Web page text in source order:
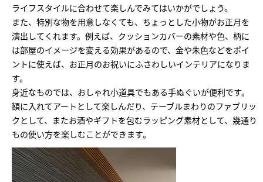
海外事業
ミサワアイデンティティ
ライフスタイルに合わせて楽しんでみてはいかがでしょう。
また、特別な物を用意しなくても、ちょっとした小物がお正月を
演出してくれます。例えば、クッションカバーの素材や色、柄に
は部屋のイメージを変える効果があるので、金や朱色などをポイ
ントに使えば、お正月のお祝いにふさわしいインテリアになりま
す。
身近なものでは、おしゃれ小道具でもある手ぬぐいが便利です。
額に入れてアートとして楽しんだり、テーブルまわりのファブリッ
クとして、またお酒やギフトを包むラッピング素材として、幾通り
もの使い方を楽しむことができます。